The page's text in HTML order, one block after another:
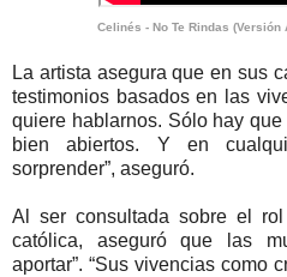
Celinés - No Te Rindas
La artista asegura que en sus
testimonios basados en las
quiere hablarnos. Sólo hay
bien abiertos. Y en
sorprender”, aseguró.
Al ser consultada sobre el
católica, aseguró que las
aportar”. “Sus vivencias como